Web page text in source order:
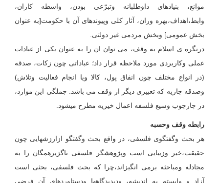
موانع، بنیادهای داوطلبانه وتبرّعی بودن، واسطه کاران،
وابط،اهداف،بهره وران، آثار کلی وپیوندهای آن با حکومت[به عنوان
بخش عمومی] وبخش مردمی غیر دولتی.
درنگره ی اسلام به وقف، می توان ان را به عنوان یکی از عبادات
عملی وکاربردی مورد ملاحظه قرار داد؛ عباداتی چون زکات، صدقه
(در انواع مختلف چون انفاق پول، کالا ویا انجام فعالیت وتلاش)
وصدقه جاریه که تعبیری دیگر از وقف می باشد. جملگی این موارد،
در چارچوب وسیع فلسفه اعمال خیریه مطرح میشود.
رابطه وقف وحسبه
هر بحث وگفتگوی فلسفی، در واقع بحث وگفتگو ازارزشهایی چون
حقیقت،خیر وزیبایی است وپژوهشگر فلسفی ناگزیرهمگان را به
مجادله ومباحثه برمی انگیزاند،چرا که بحث فلسفی، بحثی است
آزاد و وابسته به اندیشه، ودیدیدگاهها ودستاوردهای آن فرضی